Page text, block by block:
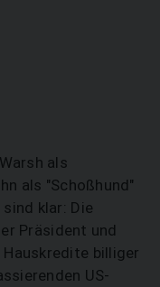
als
als "Schoßhund"
klar: Die
Präsident und
billiger
US-